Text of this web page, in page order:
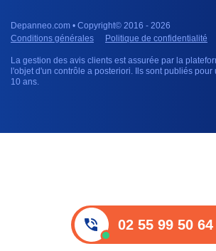
Depanneo.com • Copyright© 2016 - 2026
Conditions générales
Politique de confidentialité
La gestion des avis clients est assurée par la
l'objet d'un contrôle a posteriori. Ils sont publiés
10 ans.
02 55 99 50 64